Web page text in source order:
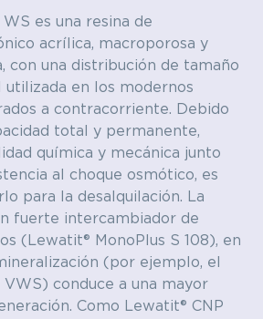
es una resina de
acrílica, macroporosa y
con una distribución de tamaño
utilizada en los modernos
a contracorriente. Debido
total y permanente,
química y mecánica junto
al choque osmótico, es
para la desalquilación. La
fuerte intercambiador de
(Lewatit® MonoPlus S 108), en
(por ejemplo, el
conduce a una mayor
Como Lewatit® CNP